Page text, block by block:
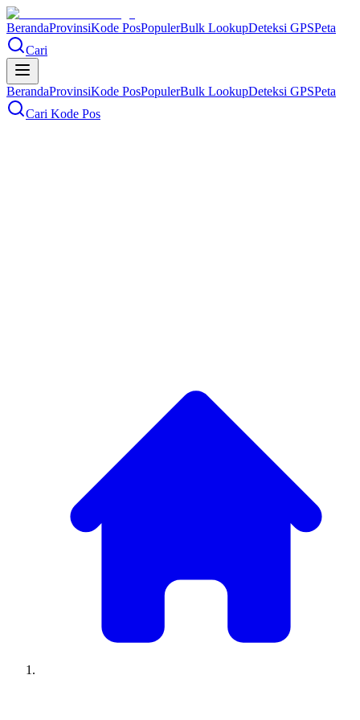
BerandaProvinsiKode PosPopulerBulk LookupDeteksi GPSPeta
Cari
BerandaProvinsiKode PosPopulerBulk LookupDeteksi GPSPeta
Cari Kode Pos